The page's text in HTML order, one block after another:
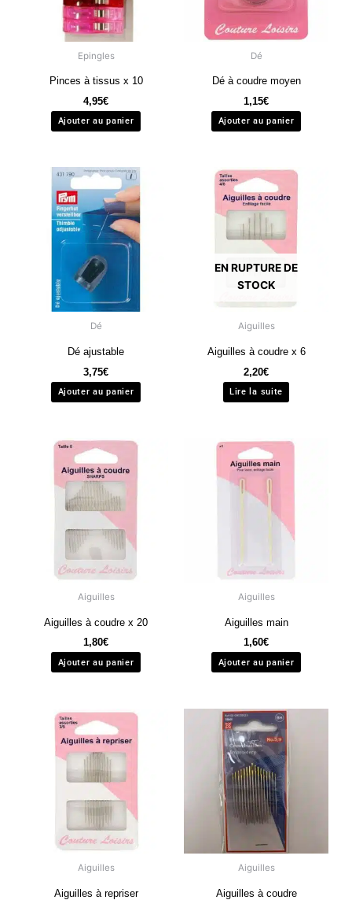
Epingles
Pinces à tissus x 10
4,95€
Ajouter au panier
Dé
Dé à coudre moyen
1,15€
Ajouter au panier
Dé
Dé ajustable
3,75€
Ajouter au panier
EN RUPTURE DE
STOCK
Aiguilles
Aiguilles à coudre x 6
2,20€
Lire la suite
Aiguilles
Aiguilles à coudre x 20
1,80€
Ajouter au panier
Aiguilles
Aiguilles main
1,60€
Ajouter au panier
Aiguilles
Aiguilles à repriser
Aiguilles
Aiguilles à coudre